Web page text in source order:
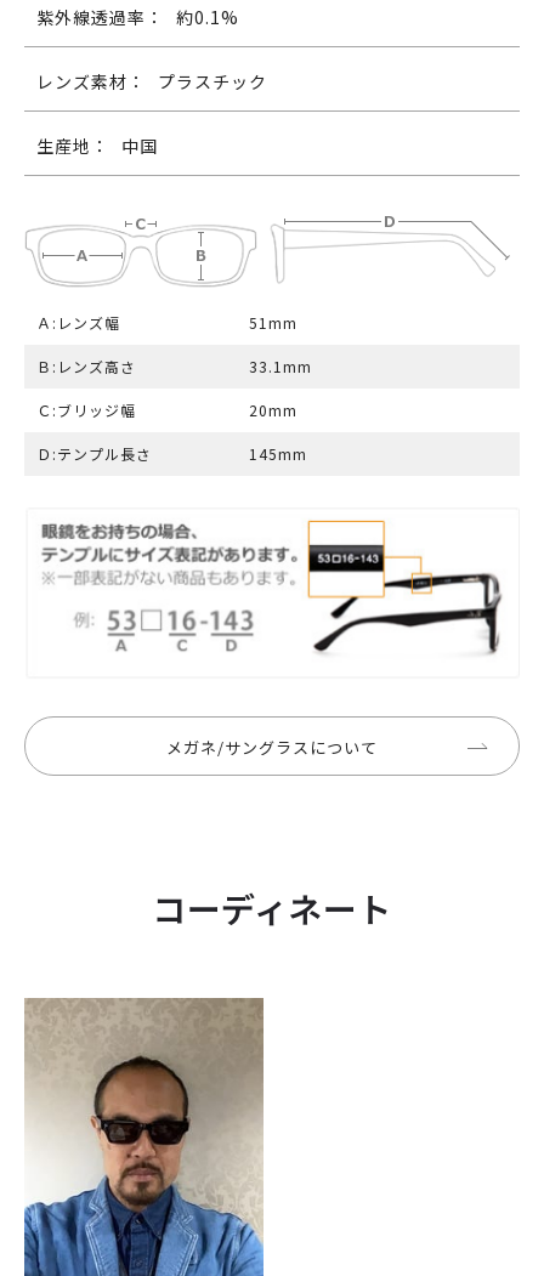
紫外線透過率： 約0.1%
レンズ素材： プラスチック
生産地： 中国
Ａ:レンズ幅 51mm
Ｂ:レンズ高さ 33.1mm
Ｃ:ブリッジ幅 20mm
Ｄ:テンプル長さ 145mm
メガネ/サングラスについて
コーディネート